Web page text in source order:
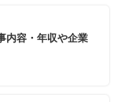
内容・年収や企業